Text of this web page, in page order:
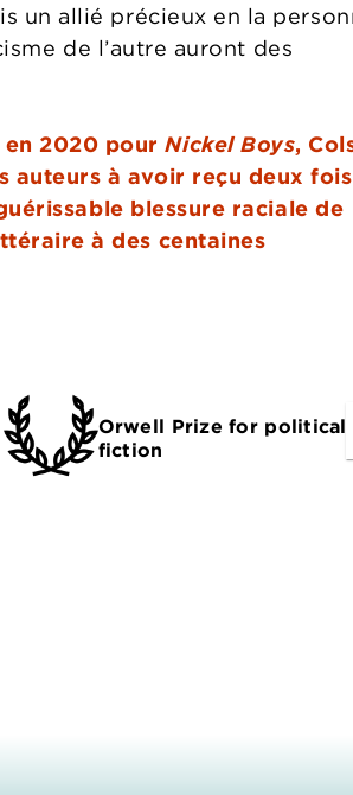
un allié précieux en la
de l’autre auront des
2020 pourNickel Boys,
auteurs à avoir reçu deux fois
blessure raciale de
à des centaines
Orwell Prize for political
fiction